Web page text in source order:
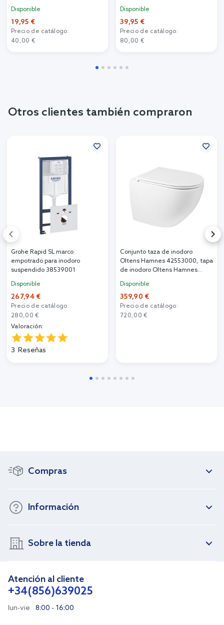
Disponible
19,95 €
Precio de catálogo:
40,00 €
Disponible
39,95 €
Precio de catálogo:
80,00 €
Otros clientes también compraron
Grohe Rapid SL marco
empotrado para inodoro
suspendido 38539001
Disponible
267,94 €
Precio de catálogo:
280,00 €
Valoración:
3 Reseñas
Conjunto taza de inodoro
Oltens Hamnes 42553000, tapa
de inodoro Oltens Hamnes
Disponible
359,90 €
Precio de catálogo:
720,00 €
Compras
Información
Sobre la tienda
Atención al cliente
+34(856)639025
lun-vie 8:00 - 16:00